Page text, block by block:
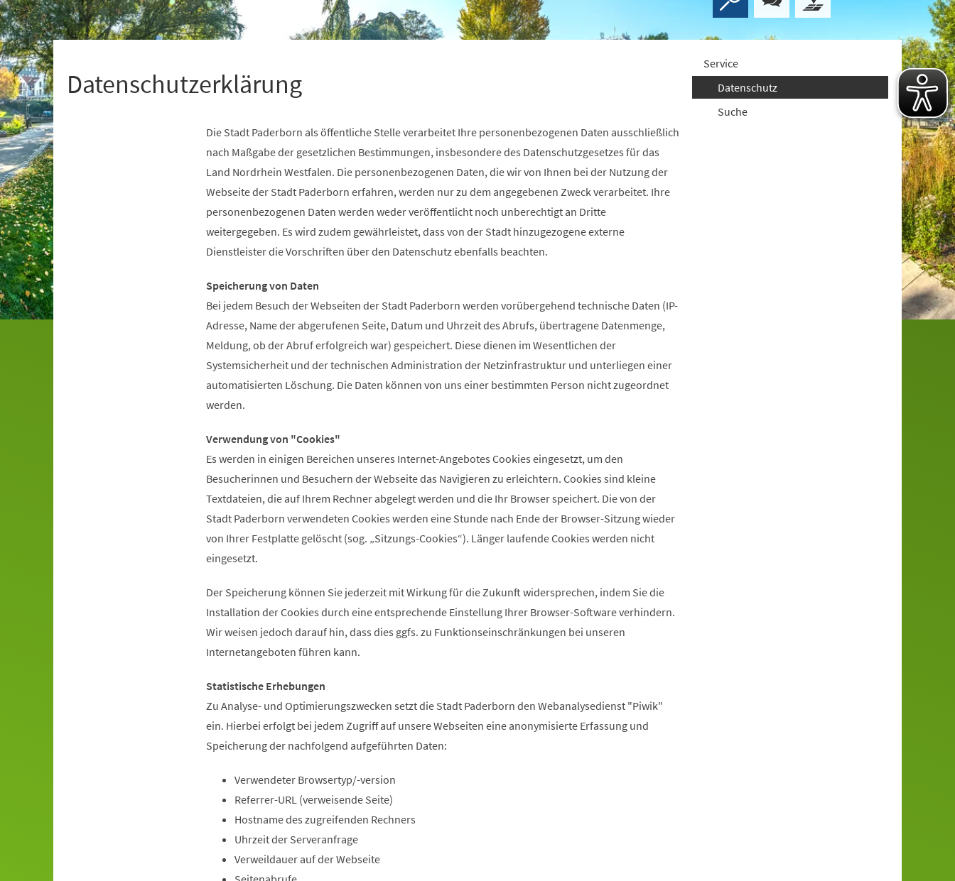
+
1
Datenschutzerklärung
Die Stadt Paderborn als öffentliche Stelle verarbeitet Ihre personenbezogenen Daten ausschließlich
nach Maßgabe der gesetzlichen Bestimmungen, insbesondere des Datenschutzgesetzes für das
Land Nordrhein Westfalen. Die personenbezogenen Daten, die wir von Ihnen bei der Nutzung der
Webseite der Stadt Paderborn erfahren, werden nur zu dem angegebenen Zweck verarbeitet. Ihre
personenbezogenen Daten werden weder veröffentlicht noch unberechtigt an Dritte
weitergegeben. Es wird zudem gewährleistet, dass von der Stadt hinzugezogene externe
Dienstleister die Vorschriften über den Datenschutz ebenfalls beachten.
Speicherung von Daten
Bei jedem Besuch der Webseiten der Stadt Paderborn werden vorübergehend technische Daten (IP-
Adresse, Name der abgerufenen Seite, Datum und Uhrzeit des Abrufs, übertragene Datenmenge,
Meldung, ob der Abruf erfolgreich war) gespeichert. Diese dienen im Wesentlichen der
Systemsicherheit und der technischen Administration der Netzinfrastruktur und unterliegen einer
automatisierten Löschung. Die Daten können von uns einer bestimmten Person nicht zugeordnet
werden.
Verwendung von "Cookies"
Es werden in einigen Bereichen unseres Internet-Angebotes Cookies eingesetzt, um den
Besucherinnen und Besuchern der Webseite das Navigieren zu erleichtern. Cookies sind kleine
Textdateien, die auf Ihrem Rechner abgelegt werden und die Ihr Browser speichert. Die von der
Stadt Paderborn verwendeten Cookies werden eine Stunde nach Ende der Browser-Sitzung wieder
von Ihrer Festplatte gelöscht (sog. „Sitzungs-Cookies“). Länger laufende Cookies werden nicht
eingesetzt.
Der Speicherung können Sie jederzeit mit Wirkung für die Zukunft widersprechen, indem Sie die
Installation der Cookies durch eine entsprechende Einstellung Ihrer Browser-Software verhindern.
Wir weisen jedoch darauf hin, dass dies ggfs. zu Funktionseinschränkungen bei unseren
Internetangeboten führen kann.
Statistische Erhebungen
Zu Analyse- und Optimierungszwecken setzt die Stadt Paderborn den Webanalysedienst "Piwik"
ein. Hierbei erfolgt bei jedem Zugriff auf unsere Webseiten eine anonymisierte Erfassung und
Speicherung der nachfolgend aufgeführten Daten:
Verwendeter Browsertyp/-version
Referrer-URL (verweisende Seite)
Hostname des zugreifenden Rechners
Uhrzeit der Serveranfrage
Verweildauer auf der Webseite
Service
Datenschutz
Suche